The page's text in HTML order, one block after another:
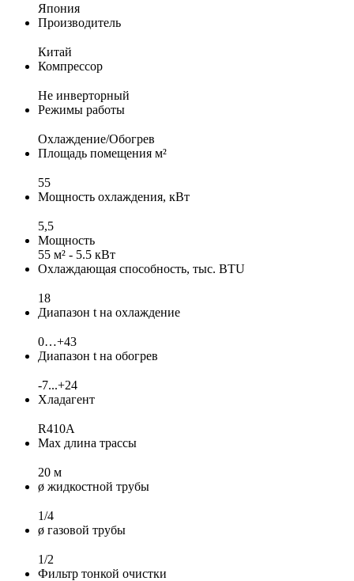
Япония
Производитель
Китай
Компрессор
Не инверторный
Режимы работы
Охлаждение/Обогрев
Площадь помещения м²
55
Мощность охлаждения, кВт
5,5
Мощность
55 м² - 5.5 кВт
Охлаждающая способность, тыс. BTU
18
Диапазон t на охлаждение
0…+43
Диапазон t на обогрев
-7...+24
Хладагент
R410A
Max длина трассы
20 м
ø жидкостной трубы
1/4
ø газовой трубы
1/2
Фильтр тонкой очистки